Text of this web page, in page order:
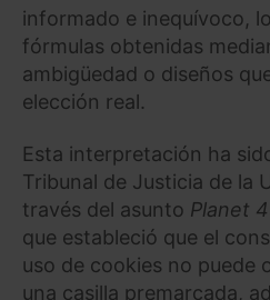
informado e inequívoco,
fórmulas obtenidas
ambigüedad o diseños
elección real.
Esta interpretación ha
Tribunal de Justicia de la
través del asunto Planet
que estableció que el
uso de cookies no puede
una casilla premarcada,